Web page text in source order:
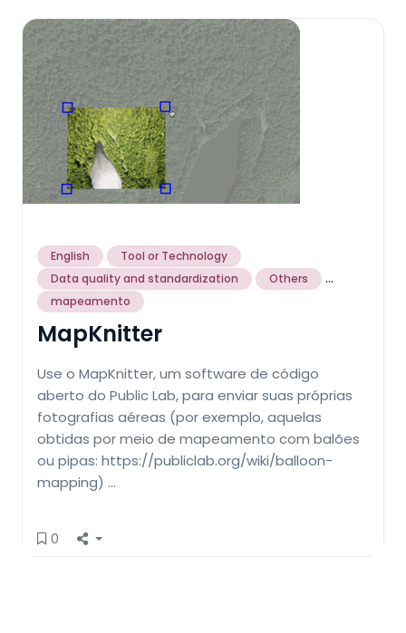
English
Tool or Technology
Data quality and standardization
Others ...
mapeamento
MapKnitter
Use o MapKnitter, um software de código
aberto do Public Lab, para enviar suas próprias
fotografias aéreas (por exemplo, aquelas
obtidas por meio de mapeamento com balões
ou pipas: https://publiclab.org/wiki/balloon-
mapping) …
0